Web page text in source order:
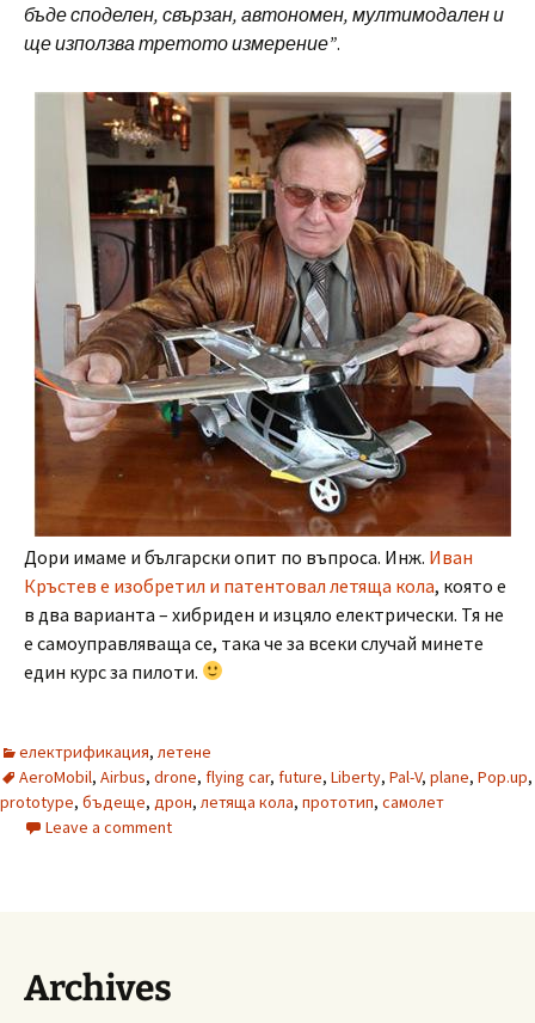
бъде споделен, свързан, автономен, мултимодален и
ще използва третото измерение”.
Дори имаме и български опит по въпроса. Инж. Иван
Кръстев е изобретил и патентовал летяща кола, която е
в два варианта – хибриден и изцяло електрически. Тя не
е самоуправляваща се, така че за всеки случай минете
един курс за пилоти.
електрификация, летене
AeroMobil, Airbus, drone, flying car, future, Liberty, Pal-V, plane, Pop.up,
prototype, бъдеще, дрон, летяща кола, прототип, самолет
Leave a comment
Archives